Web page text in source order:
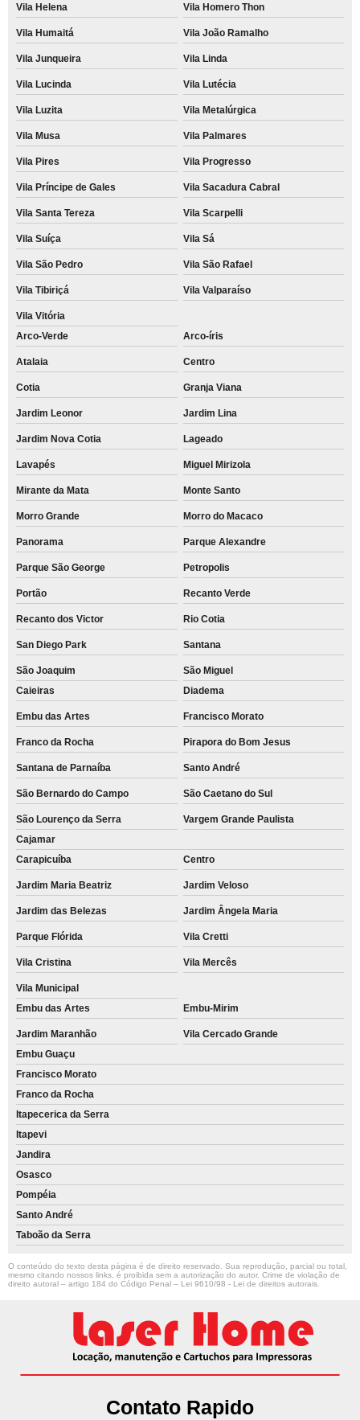
Vila Helena Vila Homero Thon
Vila Humaitá Vila João Ramalho
Vila Junqueira Vila Linda
Vila Lucinda Vila Lutécia
Vila Luzita Vila Metalúrgica
Vila Musa Vila Palmares
Vila Pires Vila Progresso
Vila Príncipe de Gales Vila Sacadura Cabral
Vila Santa Tereza Vila Scarpelli
Vila Suíça Vila Sá
Vila São Pedro Vila São Rafael
Vila Tibiriçá Vila Valparaíso
Vila Vitória
Arco-Verde
Arco-íris
Atalaia Centro
Cotia Granja Viana
Jardim Leonor Jardim Lina
Jardim Nova Cotia Lageado
Lavapés Miguel Mirizola
Mirante da Mata Monte Santo
Morro Grande Morro do Macaco
Panorama Parque Alexandre
Parque São George Petropolis
Portão Recanto Verde
Recanto dos Victor Rio Cotia
San Diego Park Santana
São Joaquim
São Miguel
Caieiras
Diadema
Embu das Artes Francisco Morato
Franco da Rocha Pirapora do Bom Jesus
Santana de Parnaíba Santo André
São Bernardo do Campo São Caetano do Sul
São Lourenço da Serra
Vargem Grande Paulista
Cajamar
Carapicuíba
Centro
Jardim Maria Beatriz Jardim Veloso
Jardim das Belezas Jardim Ângela Maria
Parque Flórida Vila Cretti
Vila Cristina Vila Mercês
Vila Municipal
Embu das Artes
Embu-Mirim
Jardim Maranhão
Vila Cercado Grande
Embu Guaçu
Francisco Morato
Franco da Rocha
Itapecerica da Serra
Itapevi
Jandira
Osasco
Pompéia
Santo André
Taboão da Serra
O conteúdo do texto desta página é de direito reservado. Sua reprodução, parcial ou total,
mesmo citando nossos links, é proibida sem a autorização do autor. Crime de violação de
direito autoral – artigo 184 do Código Penal – Lei 9610/98 - Lei de direitos autorais
Contato Rapido